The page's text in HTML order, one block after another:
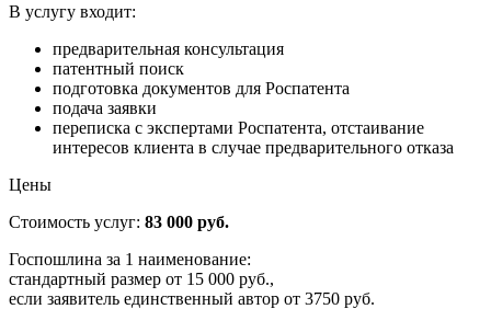
В услугу входит:
предварительная консультация
патентный поиск
подготовка документов для Роспатента
подача заявки
переписка с экспертами Роспатента, отстаивание
интересов клиента в случае предварительного отказа
Цены
Стоимость услуг: 83 000 руб.
Госпошлина за 1 наименование:
стандартный размер от 15 000 руб.,
если заявитель единственный автор от 3750 руб.